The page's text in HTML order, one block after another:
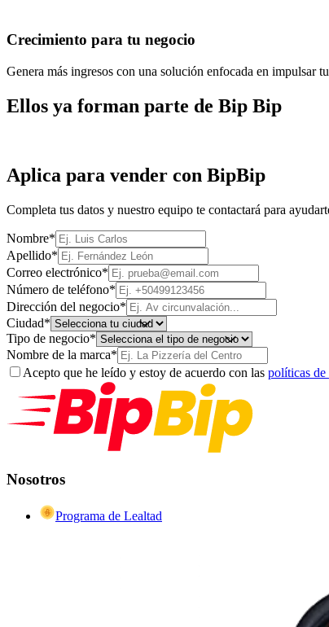
Crecimiento para tu negocio
Genera más ingresos con una solución enfocada en impulsar
Ellos ya forman parte de Bip Bip
Aplica para vender con BipBip
Completa tus datos y nuestro equipo te contactará para
Nombre*
Apellido*
Correo electrónico*
Número de teléfono*
Dirección del negocio*
Ciudad*
Tipo de negocio*
Nombre de la marca*
Acepto que he leído y estoy de acuerdo con las políticas
Nosotros
Programa de Lealtad